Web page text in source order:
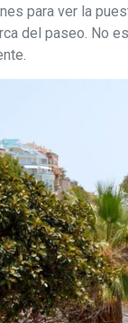
para ver la
del paseo. No